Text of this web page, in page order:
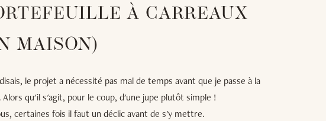
À CARREAUX
MAISON)
le projet a nécessité pas mal de temps avant que je passe à la
qu'il s'agit, pour le coup, d'une jupe plutôt simple !
certaines fois il faut un déclic avant de s'y mettre.